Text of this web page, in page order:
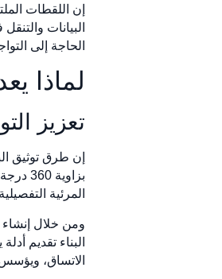
إن اللقطات
البيانات
الحاجة إلى
لماذا يعد
تعزيز
إن طرق توثيق
المرئية
البناء تقديم
الاتساق،